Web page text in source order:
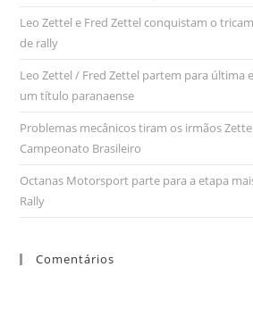
Leo Zettel e Fred Zettel conquistam o
de rally
Leo Zettel / Fred Zettel partem para última
um título paranaense
Problemas mecânicos tiram os irmãos
Campeonato Brasileiro
Octanas Motorsport parte para a etapa
Rally
Comentários